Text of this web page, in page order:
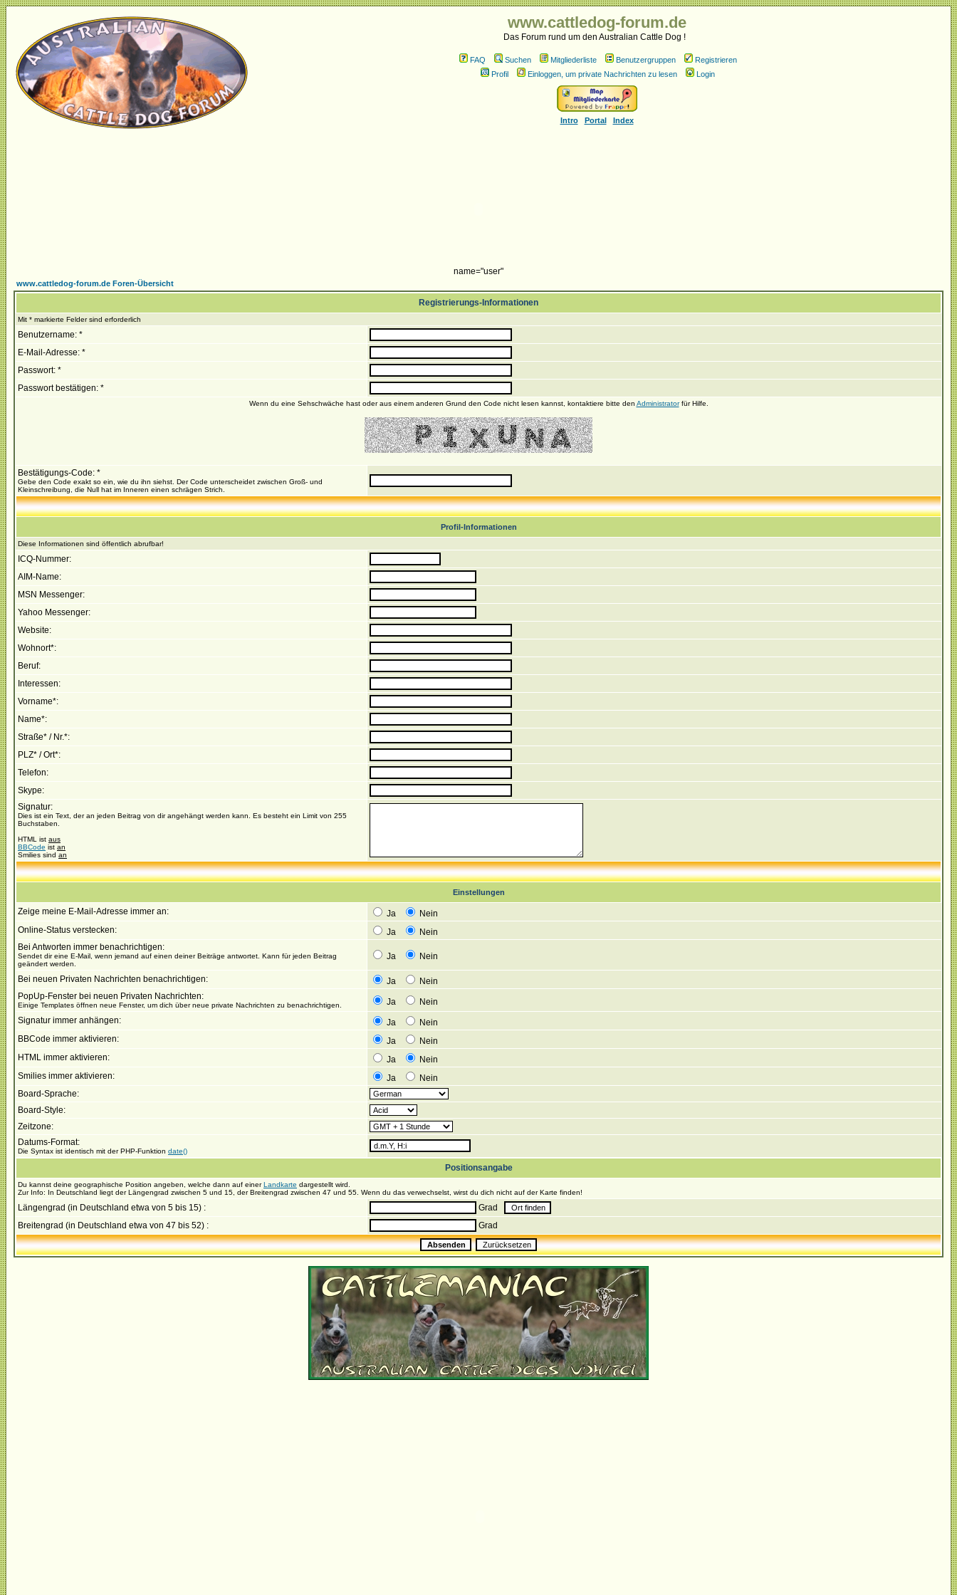
www.cattledog-forum.de
Das Forum rund um den Australian Cattle Dog !
FAQ Suchen Mitgliederliste Benutzergruppen
Registrieren
Profil
Einloggen, um private Nachrichten zu lesen Login
Intro Portal Index
name="user"
www.cattledog-forum.de Foren-Übersicht
Registrierungs-Informationen
Mit * markierte Felder sind erforderlich
Benutzername: *
E-Mail-Adresse: *
Passwort: *
Passwort bestätigen: *
Wenn du eine Sehschwäche hast oder aus einem anderen Grund den Code nicht lesen kannst, kontaktiere bitte den Administratorfür Hilfe.
Bestätigungs-Code: *
Gebe den Code exakt so ein, wie du ihn siehst. Der Code unterscheidet zwischen Groß- und
Kleinschreibung, die Null hat im Inneren einen schrägen Strich.
Profil-Informationen
Diese Informationen sind öffentlich abrufbar!
ICQ-Nummer:
AIM-Name:
MSN Messenger:
Yahoo Messenger:
Website:
Wohnort*:
Beruf:
Interessen:
Vorname*:
Name*:
Straße* / Nr.*:
PLZ* / Ort*:
Telefon:
Skype:
Signatur:
Dies ist ein Text, der an jeden Beitrag von dir angehängt werden kann. Es besteht ein Limit von 255
Buchstaben.
HTML ist aus
BBCode ist an
Smilies sind an
Einstellungen
Zeige meine E-Mail-Adresse immer an: Ja
Nein
Online-Status verstecken:
Ja
Nein
Bei Antworten immer benachrichtigen:
Sendet dir eine E-Mail, wenn jemand auf einen deiner Beiträge antwortet. Kann für jeden Beitrag
geändert werden.
Ja Nein
Bei neuen Privaten Nachrichten benachrichtigen: Ja
Nein
PopUp-Fenster bei neuen Privaten Nachrichten:
Einige Templates öffnen neue Fenster, um dich über neue private Nachrichten zu benachrichtigen. Ja
Nein
Signatur immer anhängen:
Ja
Nein
BBCode immer aktivieren:
Ja
Nein
HTML immer aktivieren:
Ja
Nein
Smilies immer aktivieren:
Ja
Nein
Board-Sprache:
Board-Style:
Zeitzone:
Datums-Format:
Die Syntax ist identisch mit der PHP-Funktion date()
Positionsangabe
Du kannst deine geographische Position angeben, welche dann auf einerLandkarte dargestellt wird.
Zur Info: In Deutschland liegt der Längengrad zwischen 5 und 15, der Breitengrad zwischen 47 und 55. Wenn du das verwechselst, wirst du dich nicht auf der Karte finden!
Längengrad (in Deutschland etwa von 5 bis 15) :
Grad
Breitengrad (in Deutschland etwa von 47 bis 52) :
Grad